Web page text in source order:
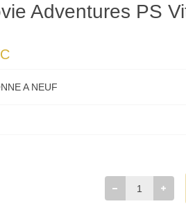
Adventures PS
A NEUF